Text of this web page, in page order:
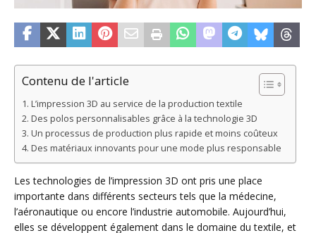
Contenu de l'article
L’impression 3D au service de la production textile
Des polos personnalisables grâce à la technologie 3D
Un processus de production plus rapide et moins coûteux
Des matériaux innovants pour une mode plus responsable
Les technologies de l’impression 3D ont pris une place
importante dans différents secteurs tels que la médecine,
l’aéronautique ou encore l’industrie automobile. Aujourd’hui,
elles se développent également dans le domaine du textile, et